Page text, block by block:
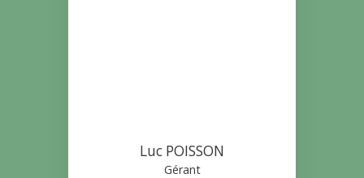
Luc POISSON
Gérant